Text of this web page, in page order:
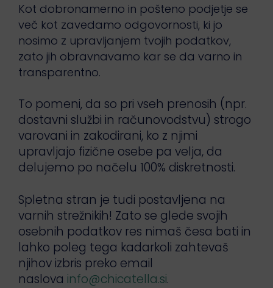
Kot dobronamerno in pošteno podjetje se
več kot zavedamo odgovornosti, ki jo
nosimo z upravljanjem tvojih podatkov,
zato jih obravnavamo kar se da varno in
transparentno.
To pomeni, da so pri vseh prenosih (npr.
dostavni službi in računovodstvu) strogo
varovani in zakodirani, ko z njimi
upravljajo fizične osebe pa velja, da
delujemo po načelu 100% diskretnosti.
Spletna stran je tudi postavljena na
varnih strežnikih! Zato se glede svojih
osebnih podatkov res nimaš česa bati in
lahko poleg tega kadarkoli zahtevaš
njihov izbris preko email
naslova info@chicatella.si.